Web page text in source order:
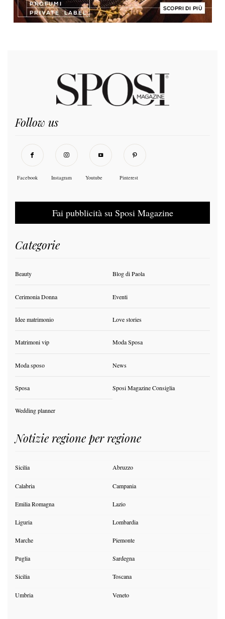
Follow us
Facebook Instagram Youtube Pinterest
Fai pubblicità su Sposi Magazine
Categorie
Beauty Blog di Paola
Cerimonia Donna Eventi
Idee matrimonio Love stories
Matrimoni vip Moda Sposa
Moda sposo News
Sposa Sposi Magazine Consiglia
Wedding planner
Notizie regione per regione
Sicilia Abruzzo
Calabria Campania
Emilia Romagna Lazio
Liguria Lombardia
Marche Piemonte
Puglia Sardegna
Sicilia Toscana
Umbria Veneto